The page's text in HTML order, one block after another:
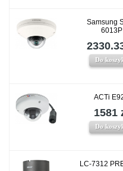
Samsung
6013P
Do
ACTi
1581
Do
LC-7312